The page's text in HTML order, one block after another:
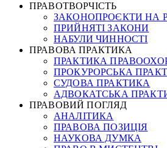
ПРАВОТВОРЧІСТЬ
ЗАКОНОПРОЄКТИ НА
ПРИЙНЯТІ ЗАКОНИ
НАБУЛИ ЧИННОСТІ
ПРАВОВА ПРАКТИКА
ПРАКТИКА
ПРОКУРОРСЬКА
СУДОВА ПРАКТИКА
АДВОКАТСЬКА
ПРАВОВИЙ ПОГЛЯД
АНАЛІТИКА
ПРАВОВА ПОЗИЦІЯ
НАУКОВА ДУМКА